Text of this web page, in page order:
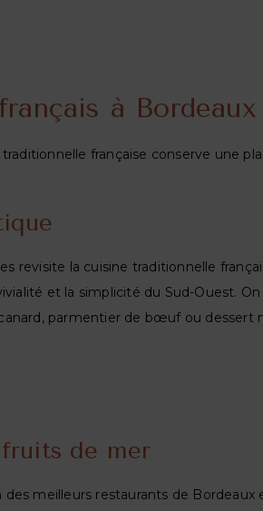
à Bordeaux
française conserve une
revisite la cuisine traditionnelle
et la simplicité du Sud-Ouest. On
parmentier de bœuf ou dessert
de mer
meilleurs restaurants de Bordeaux